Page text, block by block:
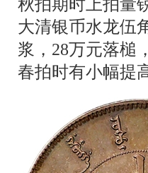
秋拍期时上拍量
大清银币水龙伍
浆，28万元落槌
春拍时有小幅提